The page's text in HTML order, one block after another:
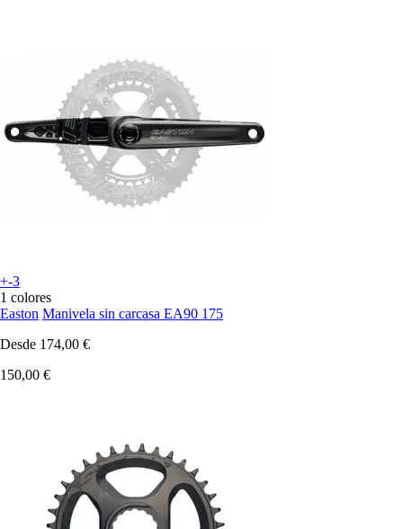
+-3
1 colores
Easton Manivela sin carcasa EA90 175
Desde 174,00 €
150,00 €